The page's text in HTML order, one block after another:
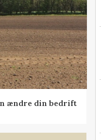
ændre din bedrift